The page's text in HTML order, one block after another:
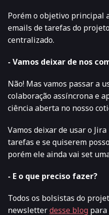
Porém o objetivo principal
emails de tarefas do
centralizado.
- Vamos deixar de nos
Não! Mas vamos passar a
colaboração assíncrona e
ciência aberta no nosso
Vamos deixar de usar o
tarefas e se quiserem
porém ele ainda vai set
- E o que preciso fazer?
Todos os bolsistas do
newsletterdesse blog para